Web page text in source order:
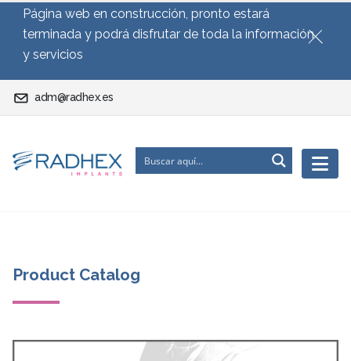
Página web en construcción, pronto estará
terminada y podrá disfrutar de toda la información
y servicios
adm@radhex.es
Product Catalog